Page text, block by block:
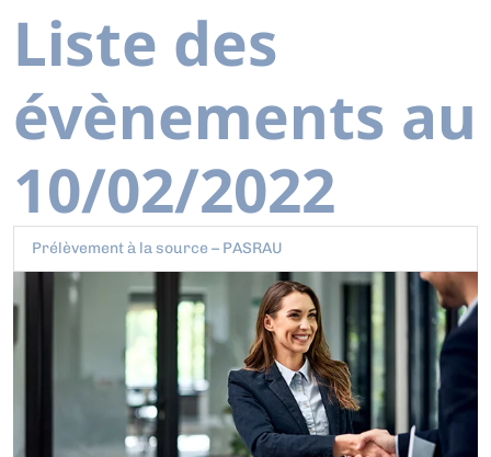
Liste des
évènements au
10/02/2022
Prélèvement à la source – PASRAU